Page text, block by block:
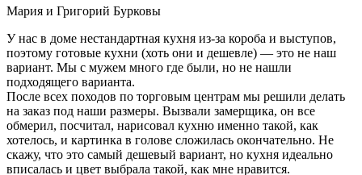
Мария и Григорий Бурковы
У нас в доме нестандартная кухня из-за короба и выступов,
поэтому готовые кухни (хоть они и дешевле) — это не наш
вариант. Мы с мужем много где были, но не нашли
подходящего варианта.
После всех походов по торговым центрам мы решили делать
на заказ под наши размеры. Вызвали замерщика, он все
обмерил, посчитал, нарисовал кухню именно такой, как
хотелось, и картинка в голове сложилась окончательно. Не
скажу, что это самый дешевый вариант, но кухня идеально
вписалась и цвет выбрала такой, как мне нравится.